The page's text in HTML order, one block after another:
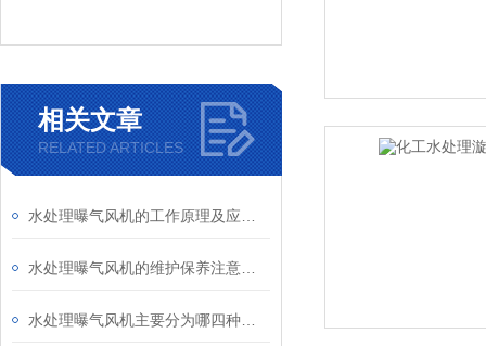
相关文章
RELATED ARTICLES